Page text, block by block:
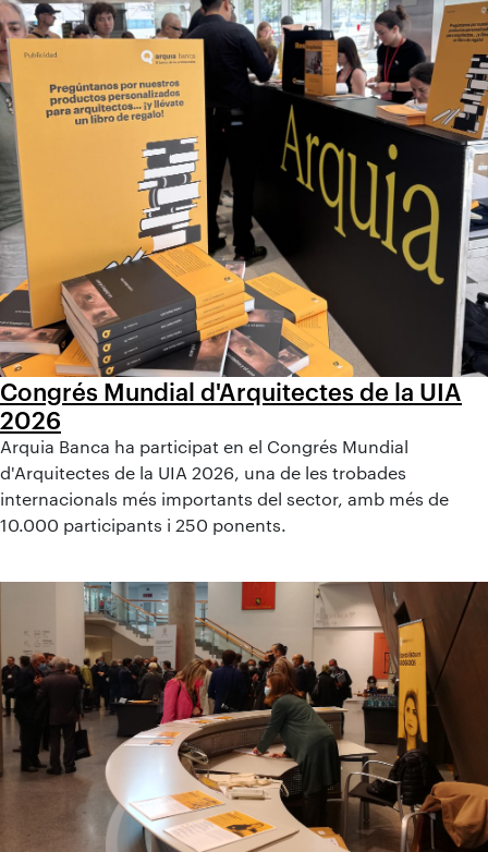
Congrés Mundial d'Arquitectes de la UIA
2026
Arquia Banca ha participat en el Congrés Mundial
d'Arquitectes de la UIA 2026, una de les trobades
internacionals més importants del sector, amb més de
10.000 participants i 250 ponents.